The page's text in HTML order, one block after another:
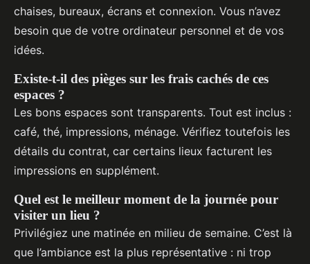
chaises, bureaux, écrans et connexion. Vous n’avez
besoin que de votre ordinateur personnel et de vos
idées.
Existe-t-il des pièges sur les frais cachés de ces
espaces ?
Les bons espaces sont transparents. Tout est inclus :
café, thé, impressions, ménage. Vérifiez toutefois les
détails du contrat, car certains lieux facturent les
impressions en supplément.
Quel est le meilleur moment de la journée pour
visiter un lieu ?
Privilégiez une matinée en milieu de semaine. C’est là
que l’ambiance est la plus représentative : ni trop